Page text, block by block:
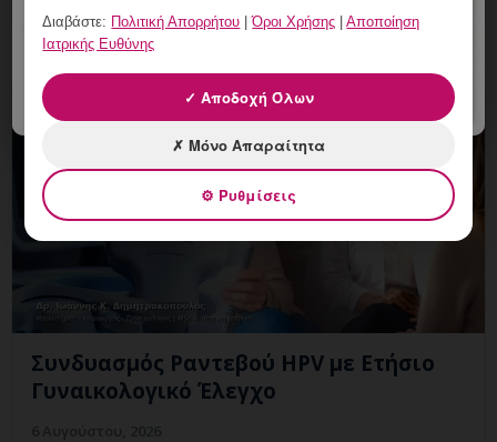
παρακολούθησης και ραντεβού στη Vital Wo
Συνδυασμός Ραντεβού HPV με Ετήσιο
Γυναικολογικό Έλεγχο
Διαβάστε: Πολιτική Απορρήτου |Όροι Χρήσης |Αποποίηση
Ιατρικής Ευθύνης
✓ Αποδοχή Όλων
✗ Μόνο Απαραίτητα
⚙ Ρυθμίσεις